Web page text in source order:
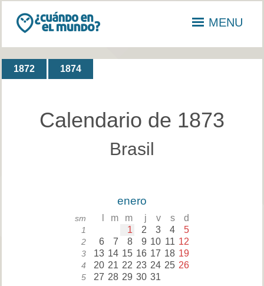
MENU
1872 1874
Calendario de 1873
Brasil
enero
sm m m j v s d
1 1 2 3 4 5
2 6 7 8 9 10 11 12
3 13 14 15 16 17 18 19
4 20 21 22 23 24 25 26
5 27 28 29 30 31